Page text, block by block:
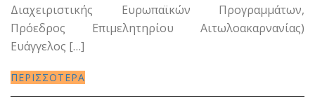
Διαχειριστικής Ευρωπαϊκών Προγραμμάτων,
Πρόεδρος Επιμελητηρίου Αιτωλοακαρνανίας)
Ευάγγελος […]
ΠΕΡΙΣΣΟΤΕΡΑ